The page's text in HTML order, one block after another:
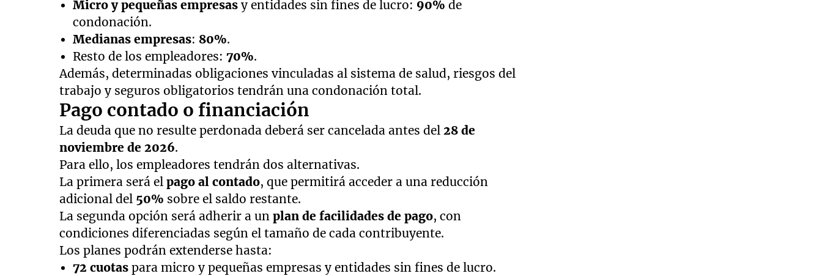
Micro y pequeñas empresasy entidades sin fines de lucro: 90% de
condonación.
Medianas empresas: 80%.
Resto de los empleadores: 70%.
Además, determinadas obligaciones vinculadas al sistema de salud, riesgos del
trabajo y seguros obligatorios tendrán una condonación total.
Pago contado o financiación
La deuda que no resulte perdonada deberá ser cancelada antes del28 de
noviembre de 2026.
Para ello, los empleadores tendrán dos alternativas.
La primera será elpago al contado, que permitirá acceder a una reducción
adicional del 50% sobre el saldo restante.
La segunda opción será adherir a unplan de facilidades de pago, con
condiciones diferenciadas según el tamaño de cada contribuyente.
Los planes podrán extenderse hasta:
72 cuotaspara micro y pequeñas empresas y entidades sin fines de lucro.